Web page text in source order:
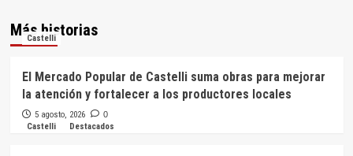
Más historias
Castelli
El Mercado Popular de Castelli suma obras para mejorar
la atención y fortalecer a los productores locales
5 agosto, 2026 0
Castelli Destacados